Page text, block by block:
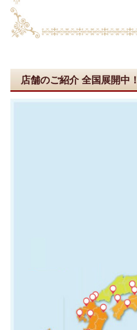
店舗のご紹介 全国展開中！